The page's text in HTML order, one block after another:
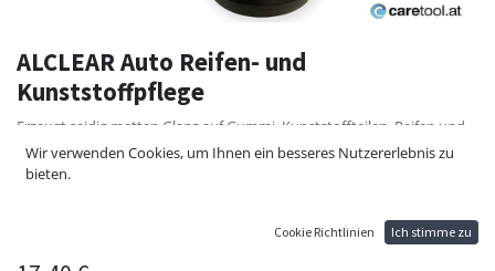
ALCLEAR Auto Reifen- und
Kunststoffpflege
Erzeugt seidig matten Glanz auf Gummi, Kunststoffteilen, Reifen und
Türgummis. Pflege und Farbauffrischung zur Fahrzeug Innen - und
Außenanwendung von Auto, Boot und Motorrad.
Kanisterware Konzentrat Mischverhältnis bis 1:1 möglich
Wir verwenden Cookies, um Ihnen ein besseres Nutzererlebnis zu
bieten.
Cookie Richtlinien Ich stimme zu